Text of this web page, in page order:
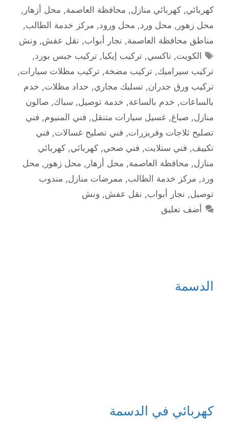
كهربائي, كهربائي منازل, محافظة العاصمة, محل أزهار ,
محل زهور , محل ورد, محل ورود, مركز خدمة الطالب,
مناطق محافظة العاصمة, نجار أبواب, نقل عفش, ونش
الوسوم
الكويت,تاكسي,تركيب إيكيا,تركيب جبس بورد,
تركيب سيراميك, تركيب مضخة, تركيب مظلات سيارات,
تركيب ورق جدران, تسليك مجاري, حداد مظلات, خدم
بالساعات, خدم بالساعة, خدمة توصيل, سباك, صالون
منازل, صباغ, غسيل سيارات متنقل, فني المنيوم, فني
تصليح ثلاجات وفريزرات, فني تصليح غسالات, فني
تكييف, فني ستلايت, فني صحي, كهربائي, كهربائي
منازل, محافظة العاصمة, محل أزهار , محل زهور , محل
ورد, مركز خدمة الطالب, ممرضات منازل, مندوب
توصيل, نجار أبواب, نقل عفش, ونش
أضف تعليق
الدسمة
كهربائي في الدسمة